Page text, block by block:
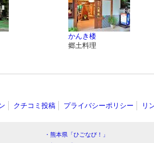
かんき楼
郷土料理
クチコミ投稿 プライバシーポリシー リ
・熊本県「ひごなび！」